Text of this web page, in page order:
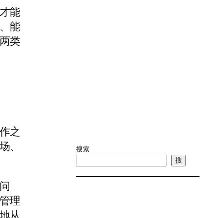
能
能
类
之
、
理
从
搜索
搜